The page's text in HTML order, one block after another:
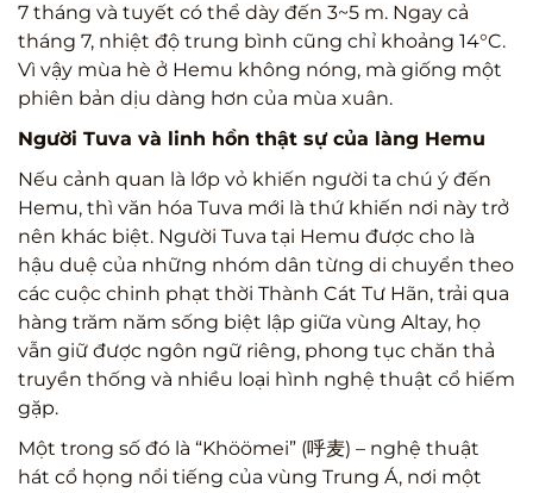
7 tháng và tuyết có thể dày đến 3~5 m. Ngay cả
tháng 7, nhiệt độ trung bình cũng chỉ khoảng 14°C.
Vì vậy mùa hè ở Hemu không nóng, mà giống một
phiên bản dịu dàng hơn của mùa xuân.
Người Tuva và linh hồn thật sự của làng Hemu
Nếu cảnh quan là lớp vỏ khiến người ta chú ý đến
Hemu, thì văn hóa Tuva mới là thứ khiến nơi này trở
nên khác biệt. Người Tuva tại Hemu được cho là
hậu duệ của những nhóm dân từng di chuyển theo
các cuộc chinh phạt thời Thành Cát Tư Hãn, trải qua
hàng trăm năm sống biệt lập giữa vùng Altay, họ
vẫn giữ được ngôn ngữ riêng, phong tục chăn thả
truyền thống và nhiều loại hình nghệ thuật cổ hiếm
gặp.
Một trong số đó là “Khöömei” (呼麦) – nghệ thuật
hát cổ họng nổi tiếng của vùng Trung Á, nơi một